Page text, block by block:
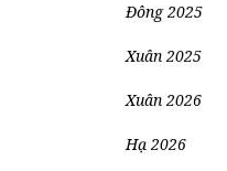
Đông 2025
Xuân 2025
Xuân 2026
Hạ 2026